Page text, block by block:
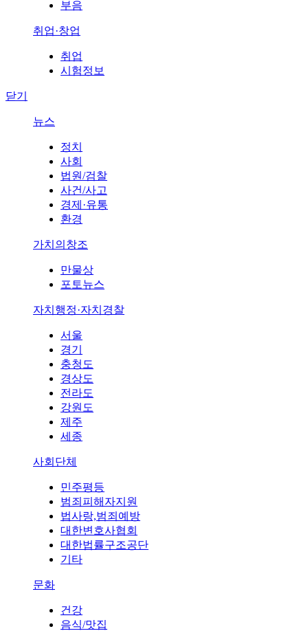
부음
취업·창업
취업
시험정보
닫기
뉴스
정치
사회
법원/검찰
사건/사고
경제·유통
환경
가치의창조
만물상
포토뉴스
자치행정·자치경찰
서울
경기
충청도
경상도
전라도
강원도
제주
세종
사회단체
민주평등
범죄피해자지원
법사랑,범죄예방
대한변호사협회
대한법률구조공단
기타
문화
건강
음식/맛집